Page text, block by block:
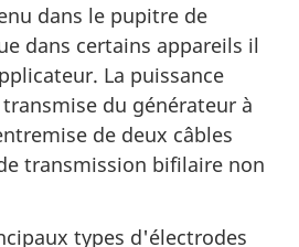
dans le pupitre de
dans certains appareils il
La puissance
du générateur à
de deux câbles
transmission bifilaire non
types d'électrodes